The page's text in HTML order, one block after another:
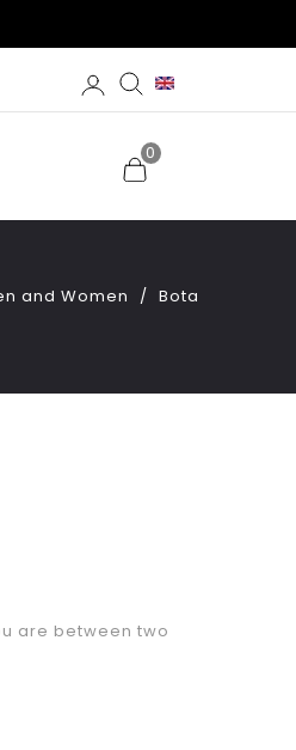
0
and Women
Bota
are between two